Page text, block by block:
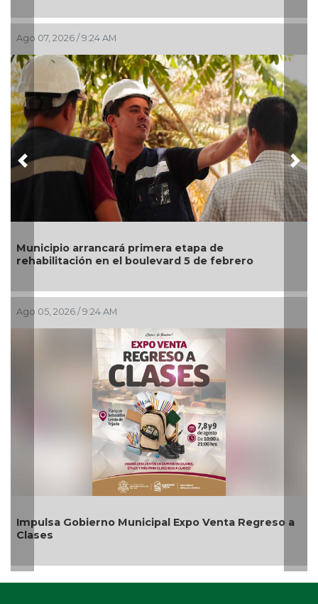
Ago 07, 2026 / 9:24 AM
Municipio arrancará primera etapa de
rehabilitación en el boulevard 5 de febrero
Ago 05, 2026 / 9:24 AM
Impulsa Gobierno Municipal Expo Venta Regreso a
Clases
Previous